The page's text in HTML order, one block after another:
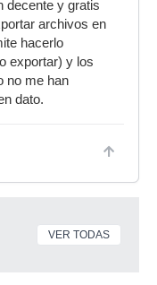
decente y gratis
archivos en
hacerlo
exportar) y los
no me han
dato.
VER TODAS